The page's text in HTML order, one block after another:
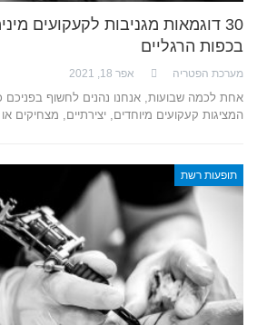
30 דוגמאות מגניבות לקעקועים
בכפות הרגליים
מערכת הפטריה אפר 18, 2021
אחת לכמה שבועות, אנחנו נהנים לחשוף בפניכם
המציגות קעקועים מיוחדים, יצירתיים, מצחיקים
תופעות רשת